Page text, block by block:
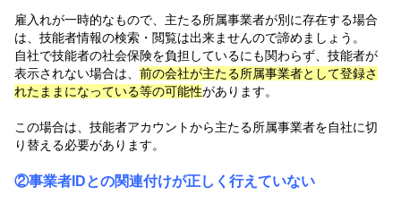
雇入れが一時的なもので、主たる所属事業者が別に存在する場合
は、技能者情報の検索・閲覧は出来ませんので諦めましょう。
自社で技能者の社会保険を負担しているにも関わらず、技能者が
表示されない場合は、 前の会社が主たる所属事業者として登録さ
れたままになっている等の可能性があります。
この場合は、技能者アカウントから主たる所属事業者を自社に切
り替える必要があります。
②事業者IDとの関連付けが正しく行えていない